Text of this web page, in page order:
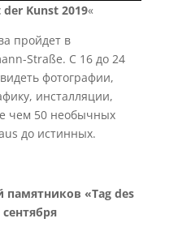
Kunst 2019«
пройдет в
Straße. С 16 до 24
фотографии,
инсталляции,
чем 50 необычных
до истинных.
«Tag des